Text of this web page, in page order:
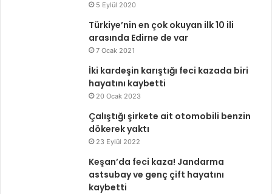
5 Eylül 2020
Türkiye’nin en çok okuyan ilk 10 ili
arasında Edirne de var
7 Ocak 2021
İki kardeşin karıştığı feci kazada biri
hayatını kaybetti
20 Ocak 2023
Çalıştığı şirkete ait otomobili benzin
dökerek yaktı
23 Eylül 2022
Keşan’da feci kaza! Jandarma
astsubay ve genç çift hayatını
kaybetti